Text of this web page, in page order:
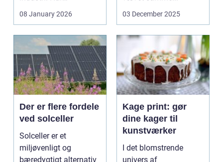
svejsninger,
trykbærende u...
08 January 2026 03 December 2025
Der er flere fordele
ved solceller
Solceller er et
miljøvenligt og
bæredygtigt alternativ
Kage print: gør
dine kager til
kunstværker
I det blomstrende
univers af